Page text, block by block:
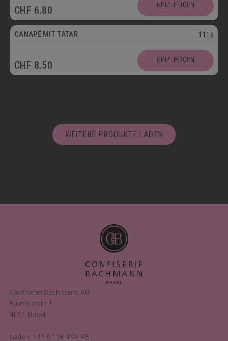
CHF 6.80 HINZUFÜGEN
CANAPÉ MIT TATAR 1116
CHF 8.50 HINZUFÜGEN
WEITERE PRODUKTE LADEN
Confiserie Bachmann AG
Blumenrain 1
4051 Basel
Laden:+41 61 260 99 98